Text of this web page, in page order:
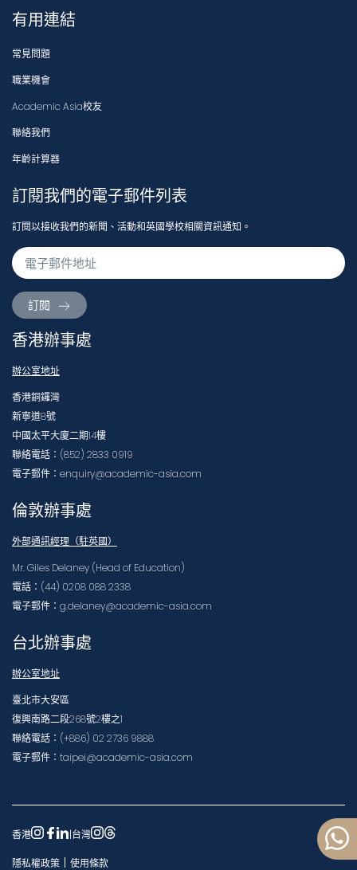
有用連結
常見問題
職業機會
Academic Asia校友
聯絡我們
年齡計算器
訂閱我們的電子郵件列表
訂閱以接收我們的新聞、活動和英國學校相關資訊通知。
訂閱
香港辦事處
辦公室地址
香港銅鑼灣
新寧道8號
中國太平大廈二期14樓
聯絡電話：(852) 2833 0919
電子郵件：enquiry@academic-asia.com
倫敦辦事處
外部通訊經理（駐英國）
Mr. Giles Delaney (Head of Education)
電話：(44) 0208 088 2338
電子郵件：g.delaney@academic-asia.com
台北辦事處
辦公室地址
臺北市大安區
復興南路二段268號2樓之1
聯絡電話：(+886) 02 2736 9888
電子郵件：taipei@academic-asia.com
香港 |台灣
隱私權政策 使用條款